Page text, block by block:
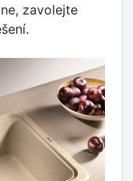
zavolejte